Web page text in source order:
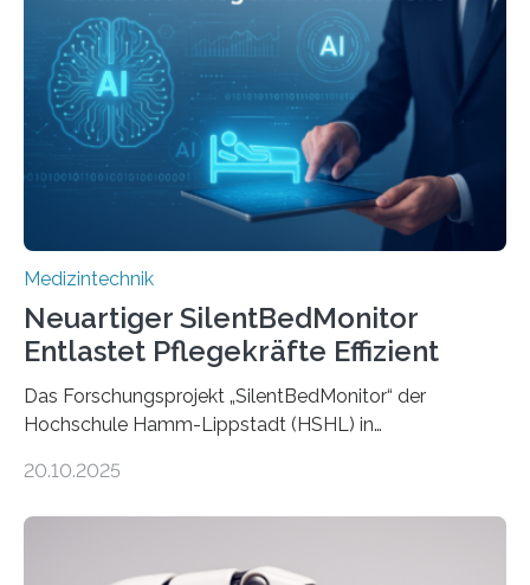
Medizintechnik
Neuartiger SilentBedMonitor
Entlastet Pflegekräfte Effizient
Das Forschungsprojekt „SilentBedMonitor“ der
Hochschule Hamm-Lippstadt (HSHL) in
auf Personen ab, die bettlägerig sind oder in ihrer
Entwicklung der Sensorik und Datenübertragung. Die
20.10.2025